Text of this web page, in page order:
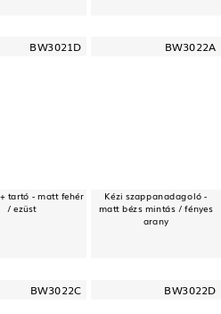
BW3021D
tartó - matt fehér
/ ezüst
BW3022A
Kézi szappanadagoló -
matt bézs mintás / fényes
arany
BW3022C BW3022D